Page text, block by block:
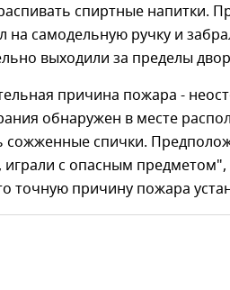
спиртные напитки.
на самодельную ручку и
выходили за пределы
причина пожара -
обнаружен в месте
сожженные спички.
играли с опасным
точную причину пожара